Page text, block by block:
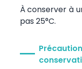
À conserver à
pas 25°C.